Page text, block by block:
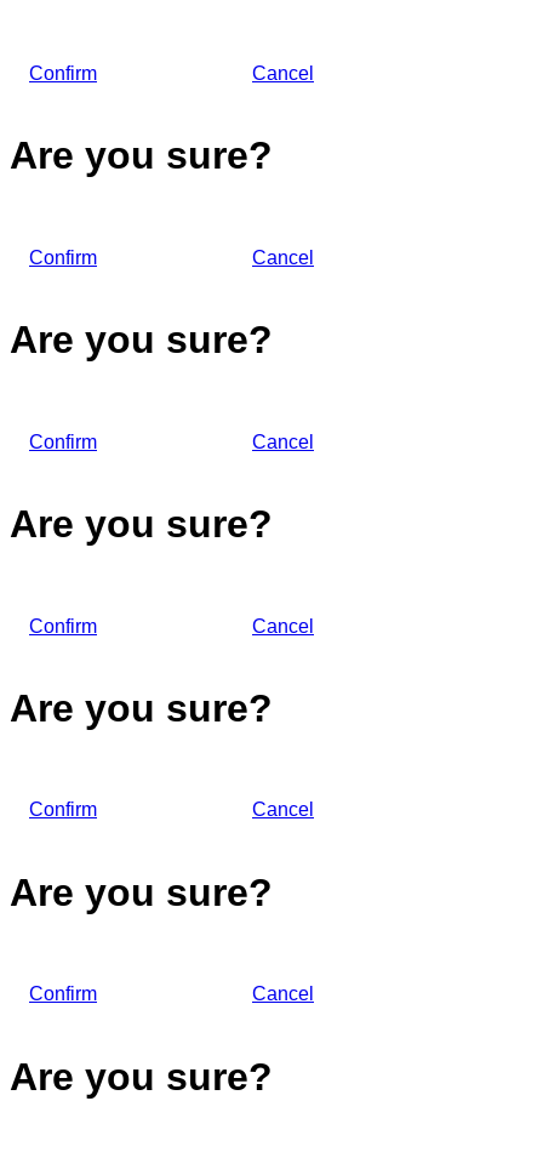
Confirm Cancel
Are you sure?
Confirm Cancel
Are you sure?
Confirm Cancel
Are you sure?
Confirm Cancel
Are you sure?
Confirm Cancel
Are you sure?
Confirm Cancel
Are you sure?